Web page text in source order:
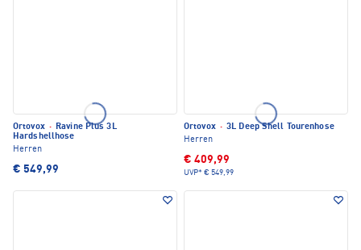
Ortovox · Ravine Plus 3L
Hardshellhose
Herren
€ 549,99
Ortovox · 3L Deep Shell Tourenhose
Herren
€ 409,99
UVP* € 549,99